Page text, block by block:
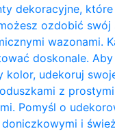
dekoracyjne, które
ozdobić swój
wazonami.
doskonale. Aby
udekoruj
z prostymi
Pomyśl o
i